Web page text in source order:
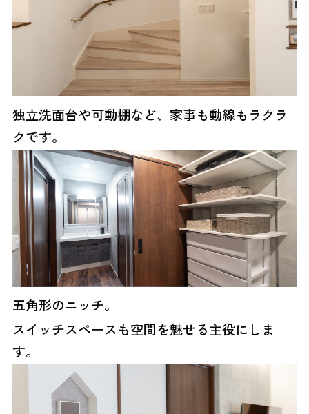
独立洗面台や可動棚など、家事も動線もラクラ
クです。
五角形のニッチ。
スイッチスペースも空間を魅せる主役にしま
す。